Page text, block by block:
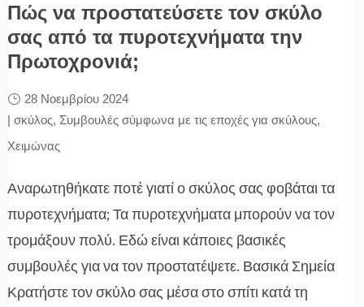
Πώς να προστατεύσετε τον σκύλο
σας από τα πυροτεχνήματα την
Πρωτοχρονιά;
28 Νοεμβρίου 2024
| σκύλος, Συμβουλές σύμφωνα με τις εποχές για σκύλους,
Χειμώνας
Αναρωτηθήκατε ποτέ γιατί ο σκύλος σας φοβάται τα
πυροτεχνήματα; Τα πυροτεχνήματα μπορούν να τον
τρομάξουν πολύ. Εδώ είναι κάποιες βασικές
συμβουλές για να τον προστατέψετε. Βασικά Σημεία
Κρατήστε τον σκύλο σας μέσα στο σπίτι κατά τη